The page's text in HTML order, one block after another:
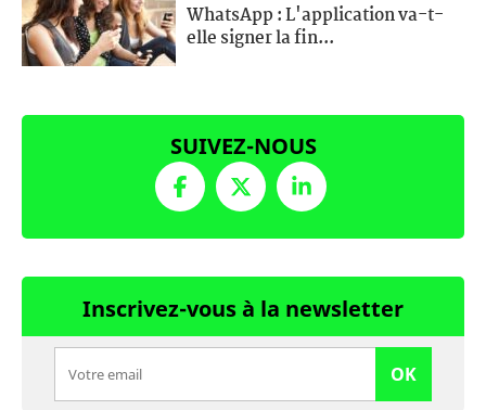
WhatsApp : L'application va-t-
elle signer la fin...
SUIVEZ-NOUS
Inscrivez-vous à la newsletter
OK